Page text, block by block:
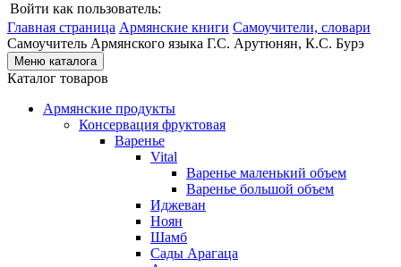
Войти как пользователь:
Главная страница Армянские книги Самоучители, словари
Самоучитель Армянского языка Г.С. Арутюнян, К.С. Бурэ
Меню каталога
Каталог товаров
Армянские продукты
Консервация фруктовая
Варенье
Vital
Варенье маленький объем
Варенье большой объем
Иджеван
Ноян
Шамб
Сады Арагаца